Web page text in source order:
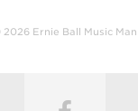
2026 Ernie Ball Music Man